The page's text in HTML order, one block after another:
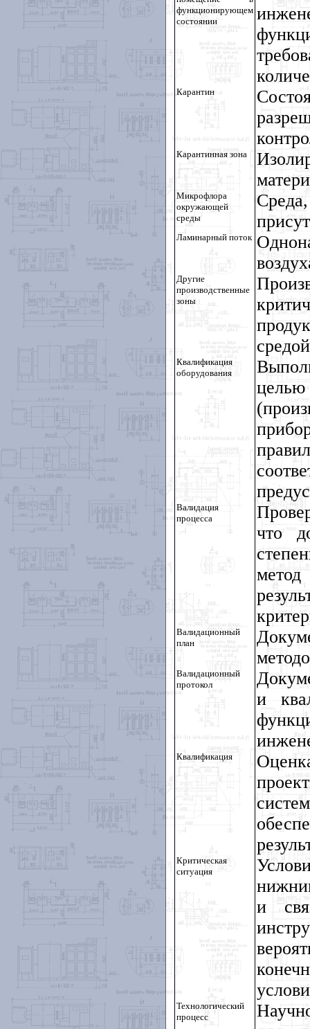
функционирующем
состоянии
Карантин
Карантинная зона
Микрофлора
окружающей
среды
Ламинарный поток
Другие
производственные
зоны
Квалификация
оборудования
Валидация
процесса
что
метод
Валидационный
план
Валидационный
протокол
и
Квалификация
Критическая
ситуация
и
Технологический
процесс